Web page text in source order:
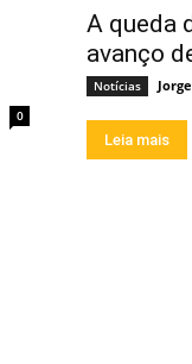
0
A queda
avanço
Notícias
Leia mais